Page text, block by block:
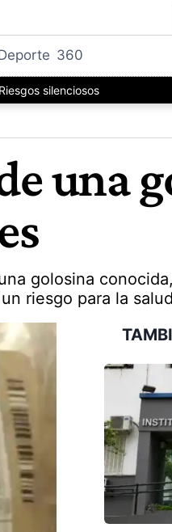
360
Riesgos silenciosos
una
golosina
riesgo para la